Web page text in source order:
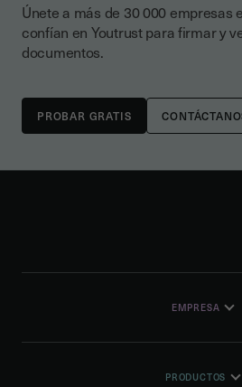
Únete a más de 30 000 empresas
confían en Youtrust para firmar y
documentos.
EMPRESA
PRODUCTOS